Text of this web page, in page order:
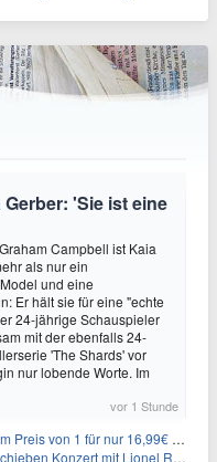
'Sie ist eine
Campbell ist Kaia
als nur ein
und eine
Er hält sie für eine "echte
24-jährige Schauspieler
mit der ebenfalls 24-
'The Shards' vor
nur lobende Worte. Im
vor 1 Stunde
von 1 für nur 16,99€ inkl. Versand
mit Lionel Richie nach medizinischem Notfall